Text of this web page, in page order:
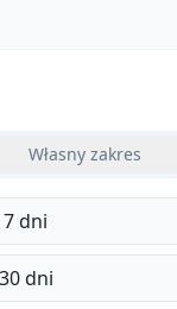
Własny zakres
dni
dni